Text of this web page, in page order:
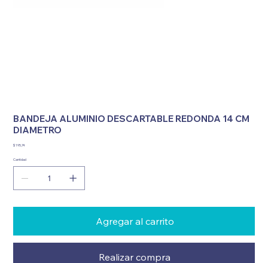
BANDEJA ALUMINIO DESCARTABLE REDONDA 14 CM
DIAMETRO
Precio
$ 195,74
Cantidad
Agregar al carrito
Realizar compra